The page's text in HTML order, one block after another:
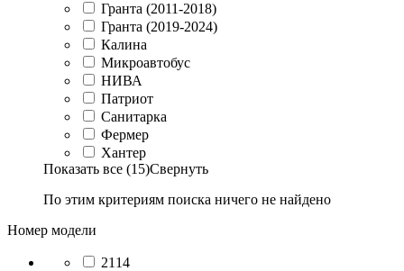
Гранта (2011-2018)
Гранта (2019-2024)
Калина
Микроавтобус
НИВА
Патриот
Санитарка
Фермер
Хантер
Показать все (15)Свернуть
По этим критериям поиска ничего не найдено
Номер модели
2114